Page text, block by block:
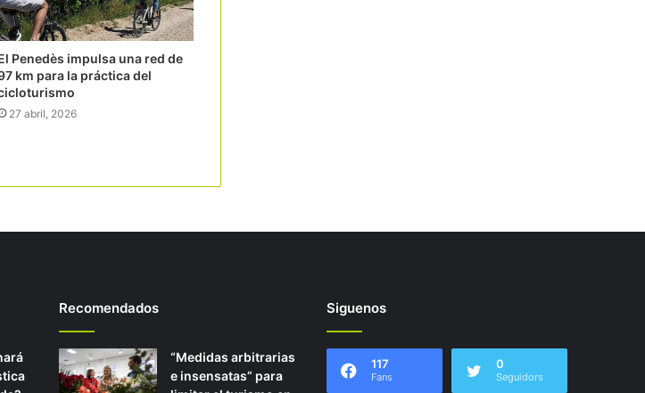
Penedès impulsa una red de
km para la práctica del
27 abril, 2026
Recomendados
“Medidas arbitrarias
e insensatas” para
Siguenos
117
Fans
0
Seguidors